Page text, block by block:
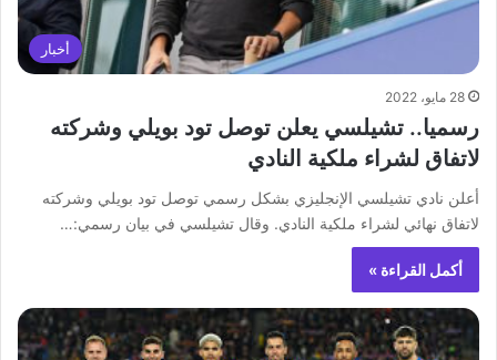
أخبار
28 مايو، 2022
‏رسميا.. تشيلسي يعلن توصل تود بويلي وشركته
لاتفاق لشراء ملكية النادي
‏أعلن نادي ‎تشيلسي الإنجليزي بشكل رسمي توصل تود بويلي وشركته
لاتفاق نهائي لشراء ملكية النادي. ‏وقال تشيلسي في بيان رسمي:…
أكمل القراءة »